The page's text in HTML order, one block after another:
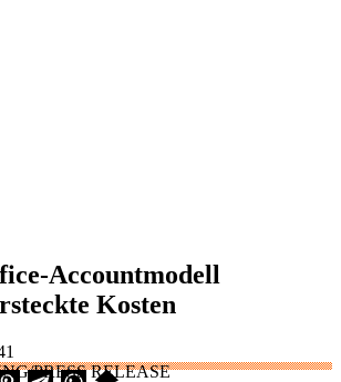
Accountmodell
Kosten
PRESS RELEASE